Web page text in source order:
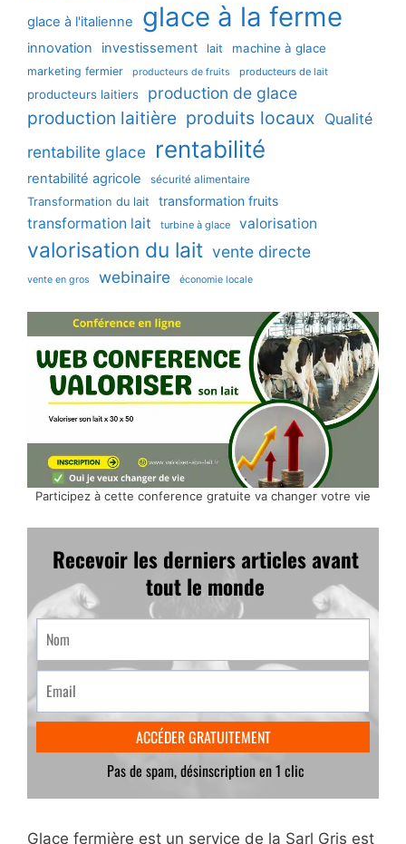
glace à l'italienne glace à la ferme
innovation investissement lait machine à glace
marketing fermier producteurs de fruits producteurs de lait
producteurs laitiers production de glace
production laitière produits locaux Qualité
rentabilite glace rentabilité
rentabilité agricole sécurité alimentaire
Transformation du lait transformation fruits
transformation lait turbine à glace valorisation
valorisation du lait vente directe
vente en gros webinaire économie locale
Participez à cette conference gratuite va changer votre vie
Glace fermière est un service de la Sarl Gris est